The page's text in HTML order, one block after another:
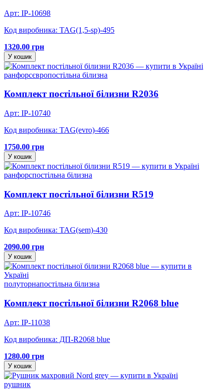
Арт: IP-10698
Код виробника: TAG(1,5-sp)-495
1320.00 грн
У кошик
ранфорсєвропостільна білизна
Комплект постільної білизни R2036
Арт: IP-10740
Код виробника: TAG(evro)-466
1750.00 грн
У кошик
ранфорспостільна білизна
Комплект постільної білизни R519
Арт: IP-10746
Код виробника: TAG(sem)-430
2090.00 грн
У кошик
полуторнапостільна білизна
Комплект постільної білизни R2068 blue
Арт: IP-11038
Код виробника: ДП-R2068 blue
1280.00 грн
У кошик
рушник